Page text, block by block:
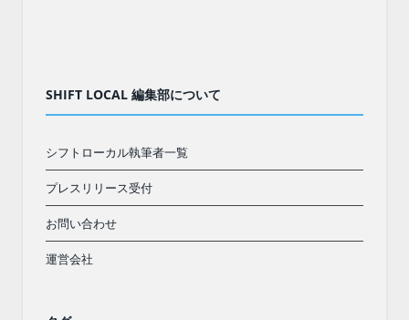
SHIFT LOCAL 編集部について
シフトローカル執筆者一覧
プレスリリース受付
お問い合わせ
運営会社